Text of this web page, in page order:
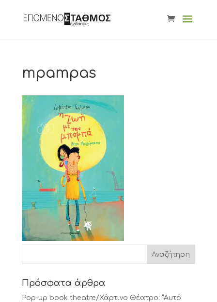
mpampas
Πρόσφατα άρθρα
Pop-up book theatre/Χάρτινο Θέατρο: “Αυτό